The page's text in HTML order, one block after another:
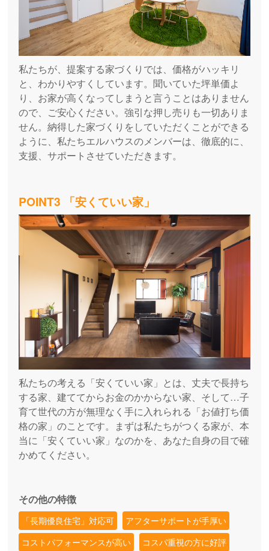
私たちが、提案する家づくりでは、価格がハッキリ
と、わかりやすくしています。聞いていた坪単価よ
り、お家が高くなってしまうと言うことはありません
ので、ご安心ください。強引な押し売りも一切ありま
せん。納得した家づくりをしていただくことができる
ように、私たちエルハウスのメンバーは、徹底的に、
支援、サポートさせていただきます。
POINT3 「安くていい家」
私たちの考える「安くていい家」とは、丈夫で長持ち
する家、建ててからお金のかからない家、そして…子
育て世代の方が無理なく手に入れられる「お値打ち価
格の家」のことです。まずは私たちがつくる家が、本
当に「安くていい家」なのかを、あなた自身の目で確
かめてください。
その他の特徴
「長期優良住宅」対応可
アフターサポートが手厚い
コストパフォーマンスが高い
コスパ重視の方に好評